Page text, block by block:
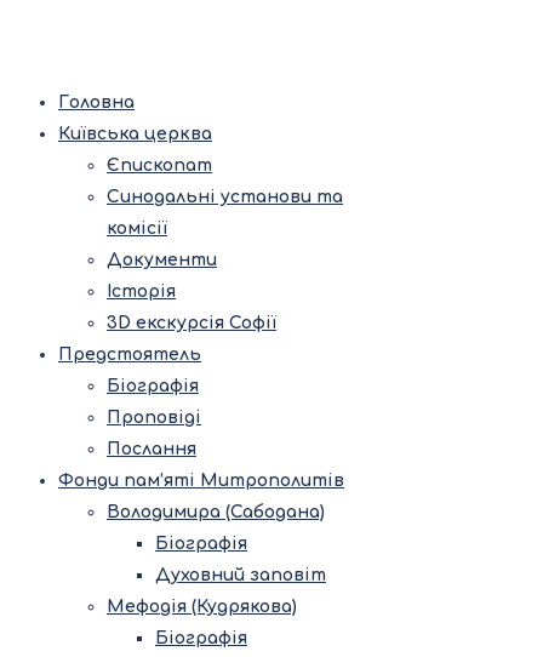
Головна
Київська церква
Єпископат
Синодальні установи та
комісії
Документи
Історія
3D екскурсія Софії
Предстоятель
Біографія
Проповіді
Послання
Фонди пам’яті Митрополитів
Володимира (Сабодана)
Біографія
Духовний заповіт
Мефодія (Кудрякова)
Біографія